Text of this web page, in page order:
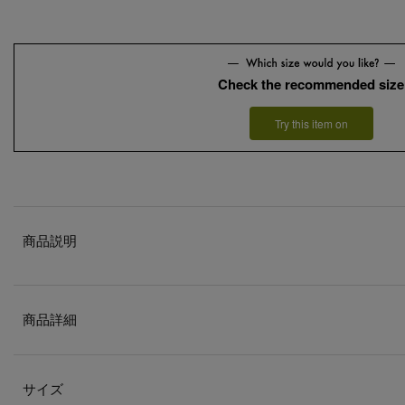
Check the recommended size
Try this item on
商品説明
商品詳細
サイズ